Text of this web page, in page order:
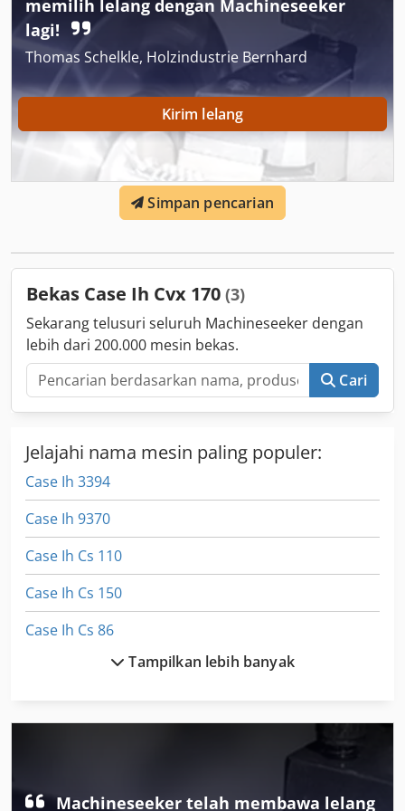
memilih lelang dengan Machineseeker
lagi!
Thomas Schelkle, Holzindustrie Bernhard
Kirim lelang
Simpan pencarian
Bekas Case Ih Cvx 170 (3)
Sekarang telusuri seluruh Machineseeker dengan
lebih dari 200.000 mesin bekas.
Cari
Jelajahi nama mesin paling populer:
Case Ih 3394
Case Ih 9370
Case Ih Cs 110
Case Ih Cs 150
Case Ih Cs 86
Case Ih Cs 94
Tampilkan lebih banyak
Machineseeker telah membawa lelang